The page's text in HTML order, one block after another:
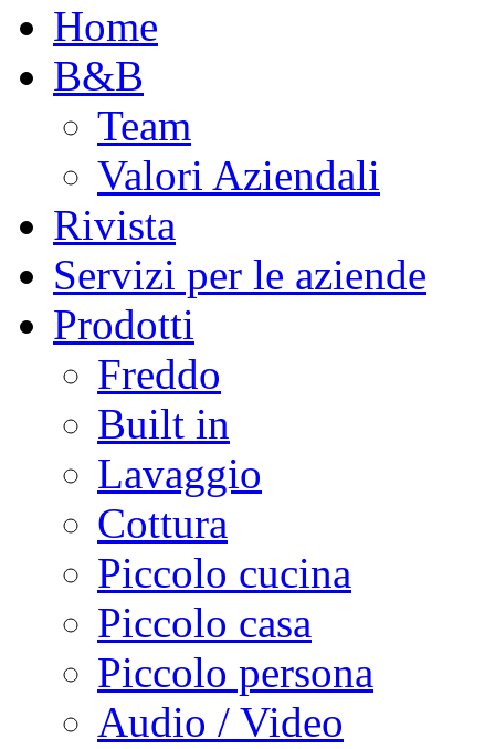
Home
B&B
Team
Valori Aziendali
Rivista
Servizi per le aziende
Prodotti
Freddo
Built in
Lavaggio
Cottura
Piccolo cucina
Piccolo casa
Piccolo persona
Audio / Video